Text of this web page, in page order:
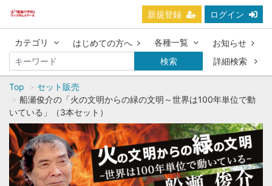
新規登録 ログイン
カテゴリ はじめての方へ 各種一覧
お知らせ
検索
詳細検索
Top
セット販売
船瀬俊介の「火の文明からの緑の文明～世界は100年単位で動
いている」（3本セット）